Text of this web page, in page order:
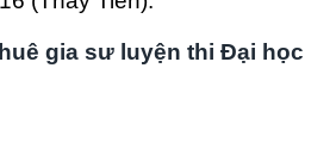
gia sư luyện thi Đại học